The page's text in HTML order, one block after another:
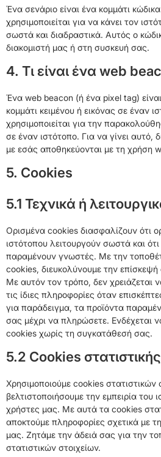
Ένα σενάριο είναι ένα κομμάτι
χρησιμοποιείται για να κάνει τον
σωστά και διαδραστικά. Αυτός ο
διακομιστή μας ή στη συσκευή σας.
4. Τι είναι ένα web
Ένα web beacon (ή ένα pixel tag)
κομμάτι κειμένου ή εικόνας σε έναν
χρησιμοποιείται για την
σε έναν ιστότοπο. Για να γίνει αυτό,
με εσάς αποθηκεύονται με τη χρήση
5. Cookies
5.1 Τεχνικά ή
Ορισμένα cookies διασφαλίζουν ότι
ιστότοπου λειτουργούν σωστά και
παραμένουν γνωστές. Με την
cookies, διευκολύνουμε την
Με αυτόν τον τρόπο, δεν χρειάζεται
τις ίδιες πληροφορίες όταν
για παράδειγμα, τα προϊόντα
σας μέχρι να πληρώσετε. Ενδέχεται
cookies χωρίς τη συγκατάθεσή σας.
5.2 Cookies στατιστικής
Χρησιμοποιούμε cookies στατιστικών
βελτιστοποιήσουμε την εμπειρία του
χρήστες μας. Με αυτά τα cookies
αποκτούμε πληροφορίες σχετικά με
μας. Ζητάμε την άδειά σας για την
στατιστικών στοιχείων.